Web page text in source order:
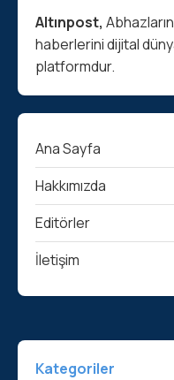
Altınpost,
haberlerini dijital
platformdur.
Ana Sayfa
Hakkımızda
Editörler
İletişim
Kategoriler